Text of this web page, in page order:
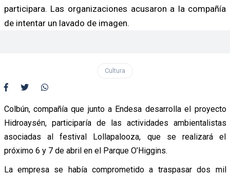
participara. Las organizaciones acusaron a la compañía
de intentar un lavado de imagen.
Cultura
Colbún, compañía que junto a Endesa desarrolla el proyecto
Hidroaysén, participaría de las actividades ambientalistas
asociadas al festival Lollapalooza, que se realizará el
próximo 6 y 7 de abril en el Parque O’Higgins.
La empresa se había comprometido a traspasar dos mil